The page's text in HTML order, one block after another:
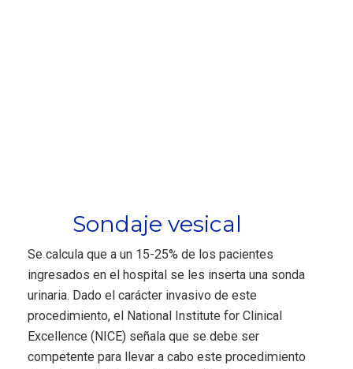
Sondaje vesical
Se calcula que a un 15-25% de los pacientes
ingresados en el hospital se les inserta una sonda
urinaria. Dado el carácter invasivo de este
procedimiento, el National Institute for Clinical
Excellence (NICE) señala que se debe ser
competente para llevar a cabo este procedimiento